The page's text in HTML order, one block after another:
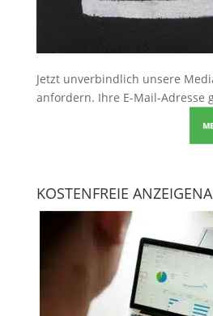
Jetzt unverbindlich unsere
anfordern. Ihre E-Mail-Adresse
KOSTENFREIE